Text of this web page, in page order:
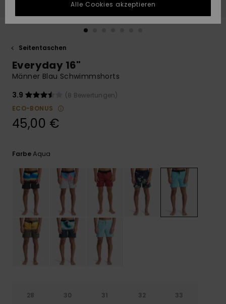
Antwort auf Ihre
erhalten.
Finden Sie
die häufigsten
Fragen sowie
WUNSCHLISTE
Seitentaschen
Everyday 16"
Männer Blau Schwimmshorts
3.9
(8 Bewertungen)
ECO-BONUS
45,00 €
FarbeAqua
28 30 31 32 33
Alle Cookies akzeptieren